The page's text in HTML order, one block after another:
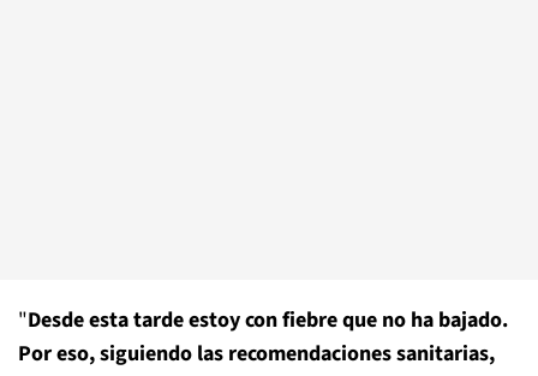
"Desde esta tarde estoy con fiebre que no ha bajado.
Por eso, siguiendo las recomendaciones sanitarias,